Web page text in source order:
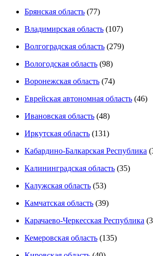
Брянская область (77)
Владимирская область (107)
Волгоградская область (279)
Вологодская область (98)
Воронежская область (74)
Еврейская автономная область (46)
Ивановская область (48)
Иркутская область (131)
Кабардино-Балкарская Республика
Калининградская область (35)
Калужская область (53)
Камчатская область (39)
Карачаево-Черкесская Республика
Кемеровская область (135)